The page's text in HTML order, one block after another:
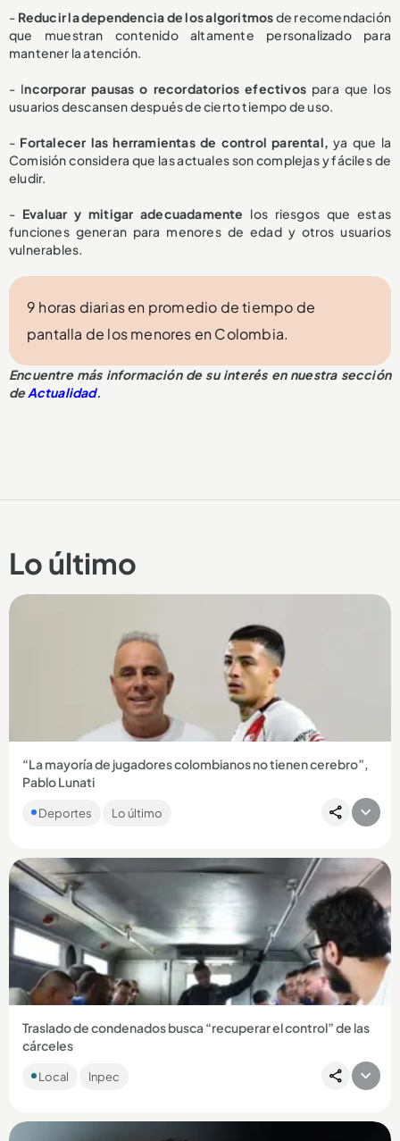
- Reducir la dependencia de los algoritmosde recomendación
que muestran contenido altamente personalizado para
mantener la atención.
- Incorporar pausas o recordatorios efectivos para que los
usuarios descansen después de cierto tiempo de uso.
- Fortalecer las herramientas de control parental, ya que la
Comisión considera que las actuales son complejas y fáciles de
eludir.
- Evaluar y mitigar adecuadamente los riesgos que estas
funciones generan para menores de edad y otros usuarios
vulnerables.
9 horas diarias en promedio de tiempo de
pantalla de los menores en Colombia.
Encuentre más información de su interés en nuestra sección
deActualidad.
Lo último
“La mayoría de jugadores colombianos no tienen cerebro”,
Pablo Lunati
El exárbitro argentino prendió las redes con esta afirmación
que hizo de los futbolistas colombianos. Le contamos....
Deportes Lo último
Compartir Noticia
Traslado de condenados busca “recuperar el control” de las
cárceles
Además de alias Douglas y Carlos Pesebre, se conocieron
fotos de la salida de alias Tom y el Barbado de la cárcel de
Local Inpec